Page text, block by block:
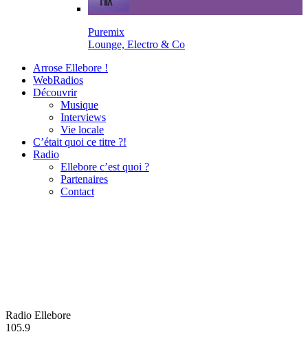
Puremix
Lounge, Electro & Co
Arrose Ellebore !
WebRadios
Découvrir
Musique
Interviews
Vie locale
C’était quoi ce titre ?!
Radio
Ellebore c’est quoi ?
Partenaires
Contact
Radio Ellebore
105.9